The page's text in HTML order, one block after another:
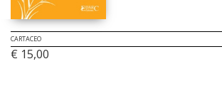
CARTACEO
€ 15,00